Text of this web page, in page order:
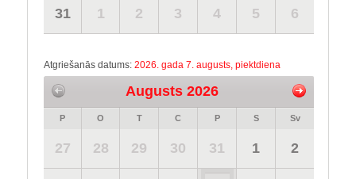
31 1 2 3 4 5 6
Atgriešanās datums: 2026. gada 7. augusts, piektdiena
Augusts 2026
P O T C P S Sv
27 28 29 30 31 1 2